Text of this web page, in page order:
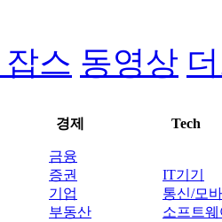
스 동영상
경제 Tech
금융
증권
기업
부동산
IT기기
통신/모
소프트웨